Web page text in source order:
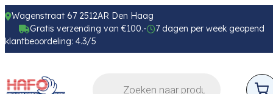
Wagenstraat 67 2512AR Den Haag
Gratis verzending van €100.-
7 dagen per week geopend
klantbeoordeling: 4.3/5